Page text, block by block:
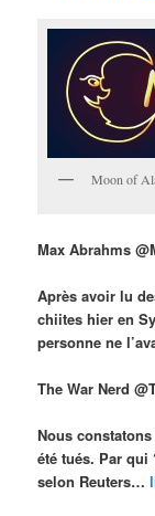
Moon of
Max Abrahms
Après avoir lu
chiites hier en
personne ne
The War Nerd
Nous
été tués. Par
selon Reuters…